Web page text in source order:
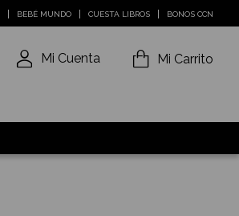
BEBÉ MUNDO CUESTA LIBROS BONOS CCN
Mi Cuenta Mi Carrito